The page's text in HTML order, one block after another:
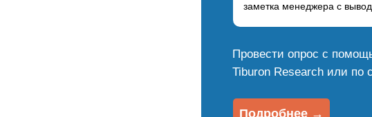
Провести опрос с
Tiburon Research или по
Подробнее →
заметка менеджера с